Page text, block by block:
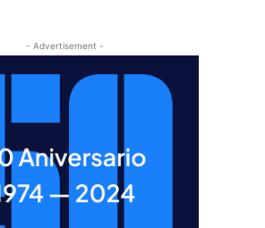
- Advertisement -